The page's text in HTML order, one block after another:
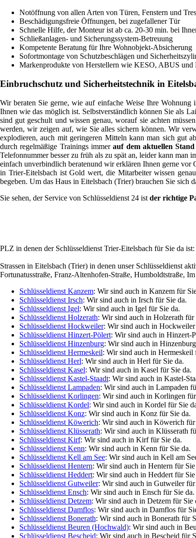
Notöffnung von allen Arten von Türen, Fenstern und
Beschädigungsfreie Öffnungen, bei zugefallener Tür
Schnelle Hilfe, der Monteur ist ab ca. 20-30 min. bei
Schließanlagen- und Sicherungssystem-Betreuung
Kompetente Beratung für Ihre Wohnobjekt-Absicherung
Sofortmontage von Schutzbeschlägen und
Markenprodukte von Herstellern wie KESO, ABUS
Einbruchschutz und Sicherheitstechnik in
Wir beraten Sie gerne, wie auf einfache Weise Ihre
Ihnen wie das möglich ist. Selbstverständlich können Sie als
sind gut geschult und wissen genau, worauf sie achten
werden, wir zeigen auf, wie Sie alles sichern können. Wir
explodieren, auch mit geringeren Mitteln kann man sich gut
durch regelmäßige Trainings immerauf dem aktuellen
Telefonnummer besser zu früh als zu spät an, leider kann
einfach unverbindlich beratenund wir erklären Ihnen gerne vor
in Trier-Eitelsbach ist Gold wert, die Mitarbeiter wissen
begeben. Um das Haus in Eitelsbach (Trier) brauchen Sie sich
Sie sehen, der Service von Schlüsseldienst 24 ist der richtige
PLZ in denen der Schlüsseldienst Trier-Eitelsbach für Sie da
Strassen in Eitelsbach (Trier) in denen unser Schlüsseldienst
Fortunatusstraße, Franz-Altenhofen-Straße, Humboldtstraße,
Schlüsseldienst Kanzem: Wir sind auch in Kanzem für
Schlüsseldienst Irsch: Wir sind auch in Irsch für Sie da.
Schlüsseldienst Igel: Wir sind auch in Igel für Sie da.
Schlüsseldienst Holzerath: Wir sind auch in Holzerath für
Schlüsseldienst Hockweiler: Wir sind auch in Hockweiler
Schlüsseldienst Hinzert-Pölert: Wir sind auch in Hinzert-
Schlüsseldienst Hinzenburg: Wir sind auch in
Schlüsseldienst Hermeskeil: Wir sind auch in Hermeskeil
Schlüsseldienst Herl: Wir sind auch in Herl für Sie da.
Schlüsseldienst Kasel: Wir sind auch in Kasel für Sie da.
Schlüsseldienst Kastel-Staadt: Wir sind auch in Kastel-
Schlüsseldienst Lampaden: Wir sind auch in Lampaden
Schlüsseldienst Korlingen: Wir sind auch in Korlingen
Schlüsseldienst Kordel: Wir sind auch in Kordel für Sie
Schlüsseldienst Konz: Wir sind auch in Konz für Sie da.
Schlüsseldienst Köwerich: Wir sind auch in Köwerich für
Schlüsseldienst Klüsserath: Wir sind auch in Klüsserath
Schlüsseldienst Kirf: Wir sind auch in Kirf für Sie da.
Schlüsseldienst Kenn: Wir sind auch in Kenn für Sie da.
Schlüsseldienst Kell am See: Wir sind auch in Kell am
Schlüsseldienst Hentern: Wir sind auch in Hentern für Sie
Schlüsseldienst Heddert: Wir sind auch in Heddert für Sie
Schlüsseldienst Gutweiler: Wir sind auch in Gutweiler für
Schlüsseldienst Ensch: Wir sind auch in Ensch für Sie da.
Schlüsseldienst Detzem: Wir sind auch in Detzem für Sie
Schlüsseldienst Damflos: Wir sind auch in Damflos für
Schlüsseldienst Bonerath: Wir sind auch in Bonerath für
Schlüsseldienst Beuren (Hochwald): Wir sind auch in
Schlüsseldienst Bescheid: Wir sind auch in Bescheid für